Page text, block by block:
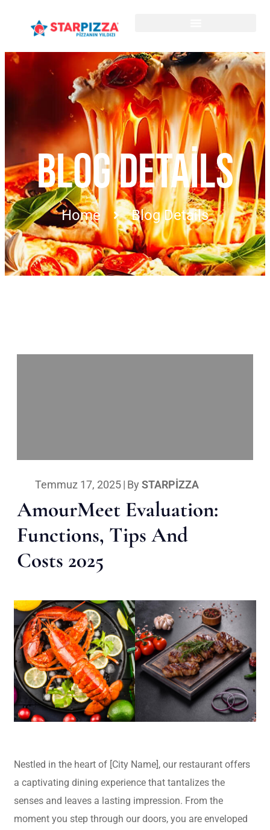
BLOG DETAILS
Home Blog Details
Temmuz 17, 2025| By STARPIZZA
AmourMeet Evaluation:
Functions, Tips And
Costs 2025
Nestled in the heart of [City Name], our restaurant offers
a captivating dining experience that tantalizes the
senses and leaves a lasting impression. From the
moment you step through our doors, you are enveloped